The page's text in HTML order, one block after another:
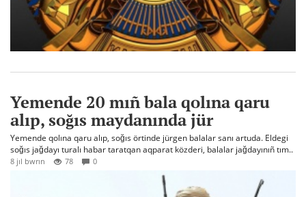
Yemende 20 mıñ bala qolına qaru
alıp, soğıs maydanında jür
Yemende qolına qaru alıp, soğıs örtinde jürgen balalar sanı artuda. Eldegi
soğıs jağdayı turalı habar taratqan aqparat közderi, balalar jağdayınıñ tım..
8 jıl bwrın 78 0